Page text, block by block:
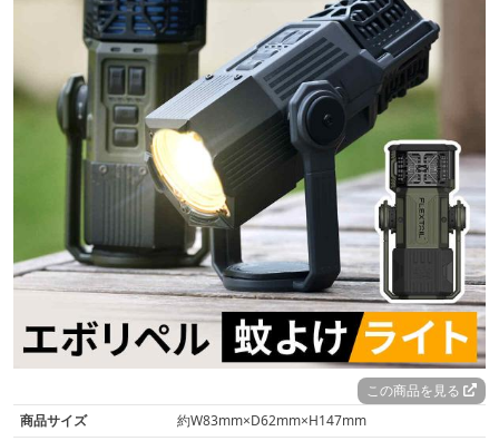
この商品を見る
商品サイズ
約W83mm×D62mm×H147mm